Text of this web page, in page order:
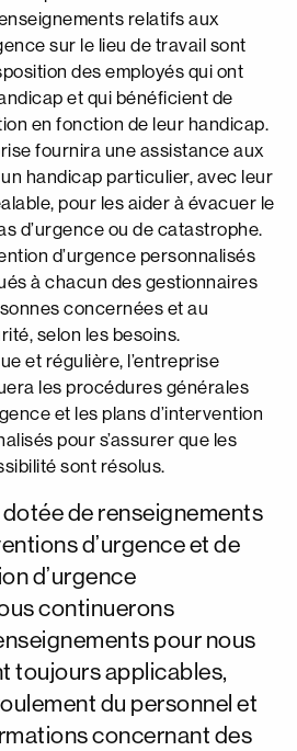
relatifs aux
sur le lieu de travail sont
des employés qui ont
et qui bénéficient de
en fonction de leur handicap.
fournira une assistance aux
handicap particulier, avec leur
pour les aider à évacuer le
d’urgence ou de catastrophe.
d’urgence personnalisés
à chacun des gestionnaires
concernées et au
selon les besoins.
et régulière, l’entreprise
les procédures générales
et les plans d’intervention
pour s’assurer que les
sont résolus.
dotée de renseignements
d’urgence et de
d’urgence
continuerons
pour nous
toujours applicables,
du personnel et
concernant des